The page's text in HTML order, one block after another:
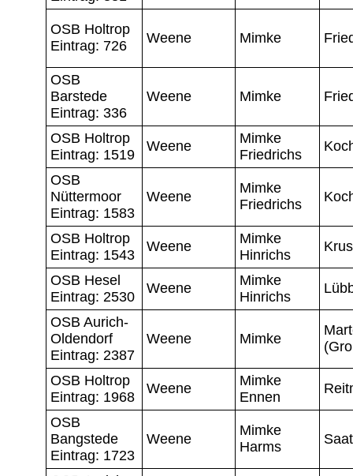
OSB Holtrop
Eintrag: 726
Weene Mimke
OSB
Barstede
Eintrag: 336
Weene Mimke
OSB Holtrop
Eintrag: 1519
Weene
Mimke
Friedrichs
OSB
Nüttermoor
Eintrag: 1583
Weene
Mimke
Friedrichs
OSB Holtrop
Eintrag: 1543
Weene
Mimke
Hinrichs
OSB Hesel
Eintrag: 2530
Weene
Mimke
Hinrichs
OSB Aurich-
Oldendorf
Eintrag: 2387
Weene Mimke
OSB Holtrop
Eintrag: 1968
Weene
Mimke
Ennen
OSB
Bangstede
Eintrag: 1723
Weene
Mimke
Harms